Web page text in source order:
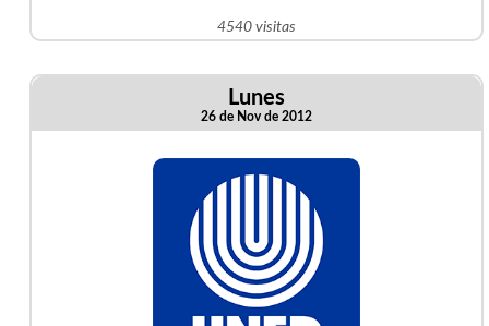
4540 visitas
Lunes
26 de Nov de 2012